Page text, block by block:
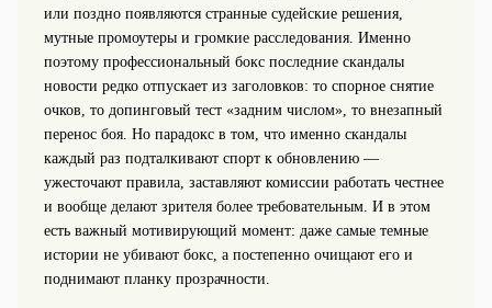
или поздно появляются странные судейские решения,
мутные промоутеры и громкие расследования. Именно
поэтому профессиональный бокс последние скандалы
новости редко отпускает из заголовков: то спорное снятие
очков, то допинговый тест «задним числом», то внезапный
перенос боя. Но парадокс в том, что именно скандалы
каждый раз подталкивают спорт к обновлению —
ужесточают правила, заставляют комиссии работать честнее
и вообще делают зрителя более требовательным. И в этом
есть важный мотивирующий момент: даже самые темные
истории не убивают бокс, а постепенно очищают его и
поднимают планку прозрачности.